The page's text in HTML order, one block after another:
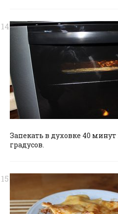
Запекать в духовке 40
градусов.